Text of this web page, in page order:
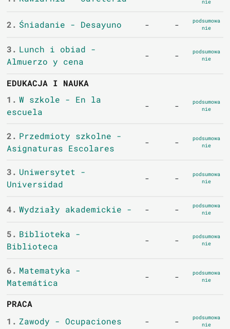
nie
2. Śniadanie - Desayuno - -
podsumowa
nie
3. Lunch i obiad -
Almuerzo y cena
- -
podsumowa
nie
EDUKACJA I NAUKA
1. W szkole - En la
escuela
- -
podsumowa
nie
2. Przedmioty szkolne -
Asignaturas Escolares
- -
podsumowa
nie
3. Uniwersytet -
Universidad
- -
podsumowa
nie
4. Wydziały akademickie - - -
podsumowa
nie
5. Biblioteka -
Biblioteca
- -
podsumowa
nie
6. Matematyka -
Matemática
- -
podsumowa
nie
PRACA
1. Zawody - Ocupaciones - -
podsumowa
nie